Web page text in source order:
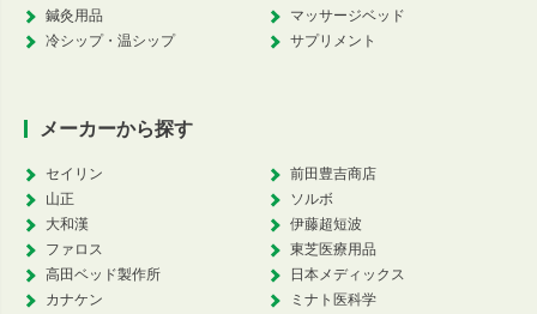
鍼灸用品
冷シップ・温シップ
マッサージベッド
サプリメント
メーカーから探す
セイリン
山正
大和漢
ファロス
高田ベッド製作所
カナケン
前田豊吉商店
ソルボ
伊藤超短波
東芝医療用品
日本メディックス
ミナト医科学